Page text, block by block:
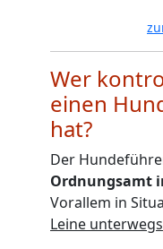
Wer
einen
hat?
Der
Ordnungsamt
Vorallem in
Leine unterwegs